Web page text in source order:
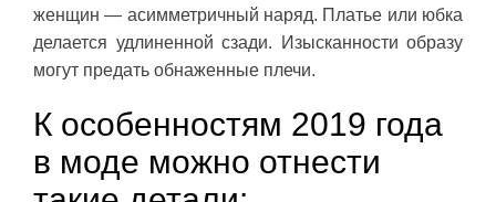
женщин — асимметричный наряд. Платье или юбка
делается удлиненной сзади. Изысканности образу
могут предать обнаженные плечи.
К особенностям 2019 года
в моде можно отнести